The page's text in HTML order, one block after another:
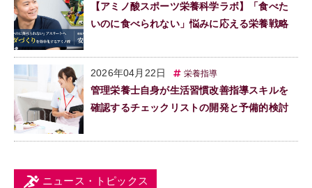
【アミノ酸スポーツ栄養科学ラボ】「食べた
いのに食べられない」悩みに応える栄養戦略
2026年04月22日 栄養指導
管理栄養士自身が生活習慣改善指導スキルを
確認するチェックリストの開発と予備的検討
ニュース・トピックス